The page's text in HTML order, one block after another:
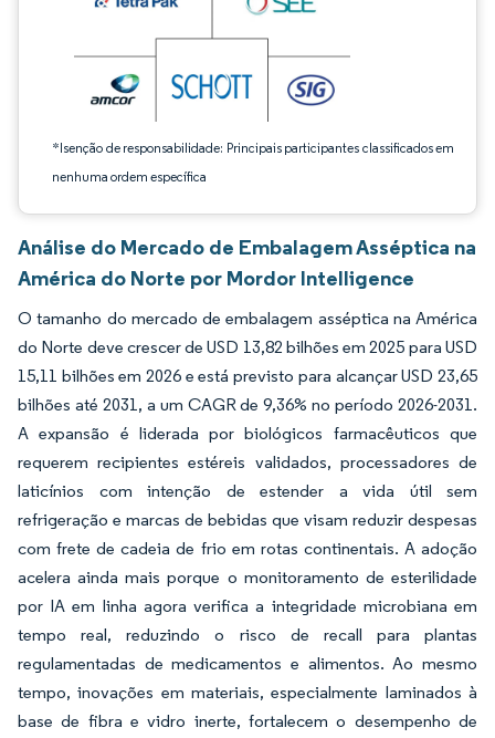
*Isenção de responsabilidade: Principais participantes classificados em
nenhuma ordem específica
Análise do Mercado de Embalagem Asséptica na
América do Norte por Mordor Intelligence
O tamanho do mercado de embalagem asséptica na América
do Norte deve crescer de USD 13,82 bilhões em 2025 para USD
15,11 bilhões em 2026 e está previsto para alcançar USD 23,65
bilhões até 2031, a um CAGR de 9,36% no período 2026-2031.
A expansão é liderada por biológicos farmacêuticos que
requerem recipientes estéreis validados, processadores de
laticínios com intenção de estender a vida útil sem
refrigeração e marcas de bebidas que visam reduzir despesas
com frete de cadeia de frio em rotas continentais. A adoção
acelera ainda mais porque o monitoramento de esterilidade
por IA em linha agora verifica a integridade microbiana em
tempo real, reduzindo o risco de recall para plantas
regulamentadas de medicamentos e alimentos. Ao mesmo
tempo, inovações em materiais, especialmente laminados à
base de fibra e vidro inerte, fortalecem o desempenho de